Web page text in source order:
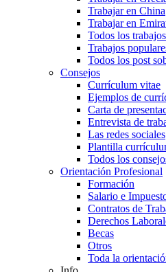
Trabajar en China
Trabajar en
Todos los
Trabajos
Todos los post
Consejos
Currículum vitae
Ejemplos de
Carta de
Entrevista de
Las redes sociales
Plantilla
Todos los
Orientación Profesional
Formación
Salario e
Contratos de
Derechos
Becas
Otros
Toda la